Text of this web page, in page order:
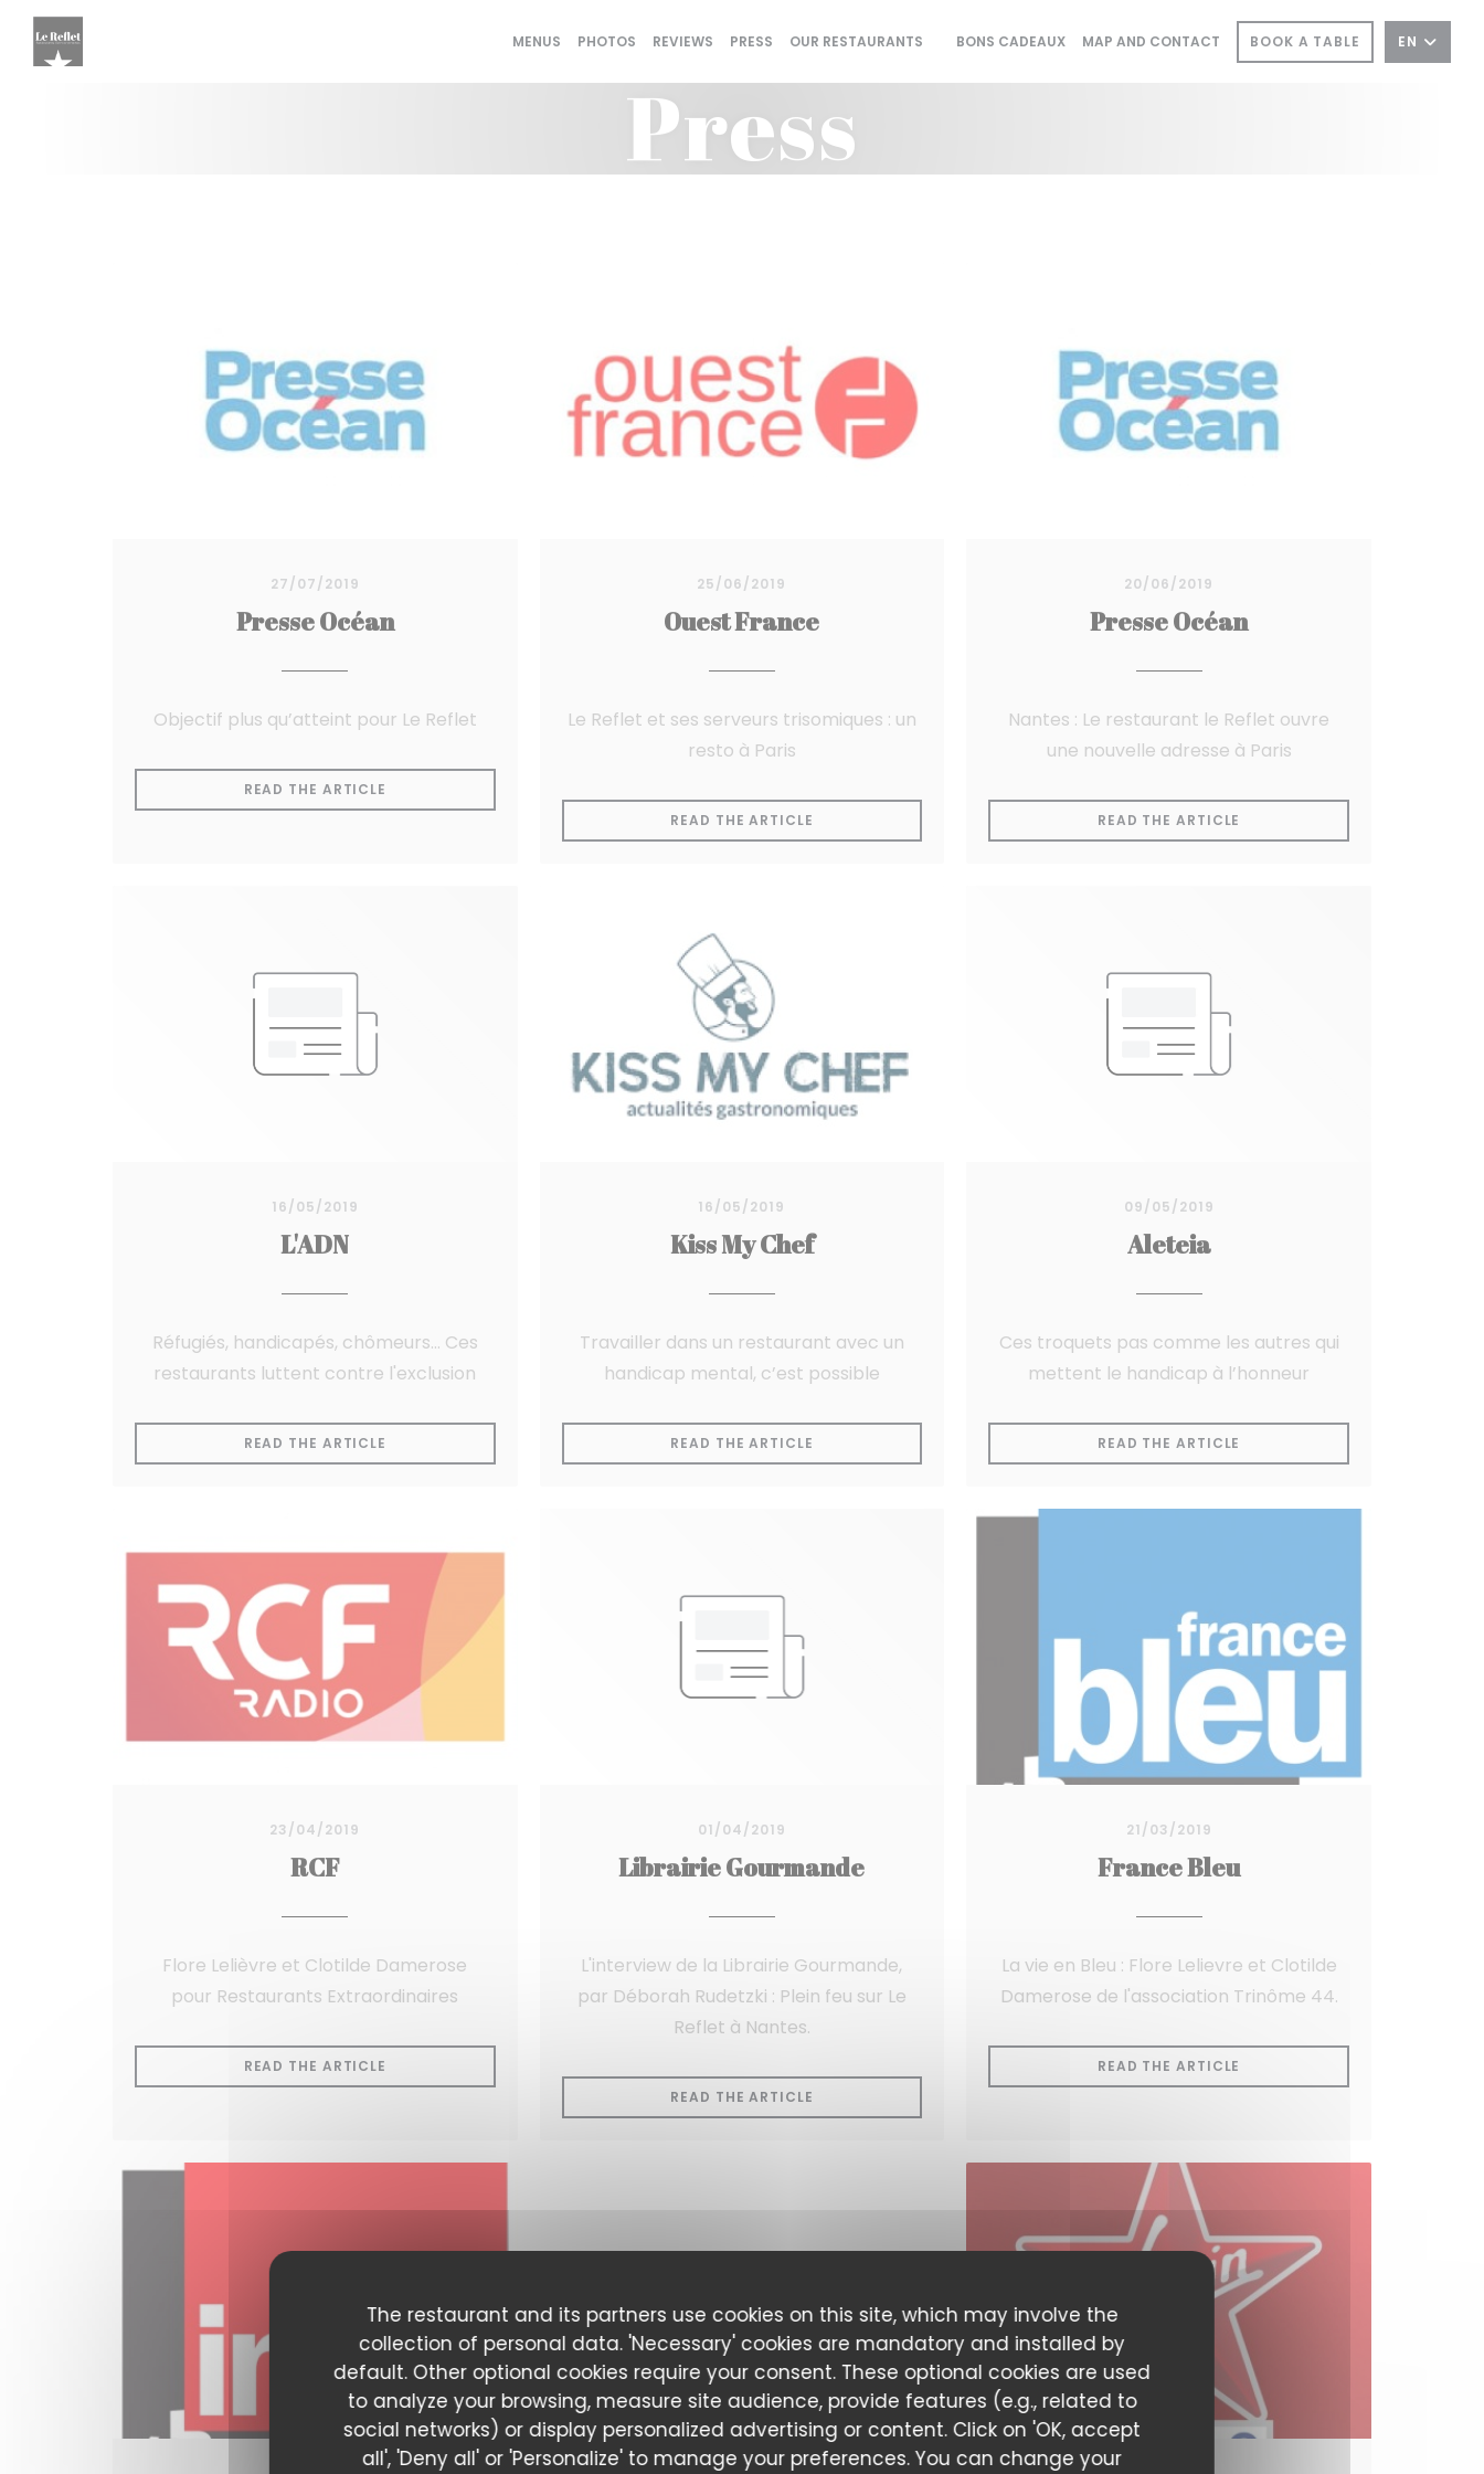
Personalizing your cookie choices
The restaurant and its partners use cookies on this site, which may involve the
collection of personal data. 'Necessary' cookies are mandatory and installed by
default. Other optional cookies require your consent. These optional cookies are used
to analyze your browsing, measure site audience, provide features (e.g., related to
social networks) or display personalized advertising or content. Click on 'OK, accept
all', 'Deny all' or 'Personalize' to manage your preferences. You can change your
MENUS PHOTOS REVIEWS PRESS OUR RESTAURANTS
((OPENS IN A NEW WINDOW))
BONS CADEAUX((OPENS IN A NEW WINDOW))
MAP AND CONTACT BOOK A TABLE EN
Press
27/07/2019
Presse Océan
Objectif plus qu’atteint pour Le Reflet
READ THE ARTICLE
25/06/2019
Ouest France
Le Reflet et ses serveurs trisomiques : un
resto à Paris
READ THE ARTICLE
20/06/2019
Presse Océan
Nantes : Le restaurant le Reflet ouvre
une nouvelle adresse à Paris
READ THE ARTICLE
16/05/2019
L'ADN
Réfugiés, handicapés, chômeurs... Ces
restaurants luttent contre l'exclusion
READ THE ARTICLE
16/05/2019
Kiss My Chef
Travailler dans un restaurant avec un
handicap mental, c’est possible
READ THE ARTICLE
09/05/2019
Aleteia
Ces troquets pas comme les autres qui
mettent le handicap à l’honneur
READ THE ARTICLE
23/04/2019
RCF
Flore Lelièvre et Clotilde Damerose
pour Restaurants Extraordinaires
READ THE ARTICLE
01/04/2019
Librairie Gourmande
L'interview de la Librairie Gourmande,
par Déborah Rudetzki : Plein feu sur Le
Reflet à Nantes.
READ THE ARTICLE
21/03/2019
France Bleu
La vie en Bleu : Flore Lelievre et Clotilde
Damerose de l'association Trinôme 44.
READ THE ARTICLE